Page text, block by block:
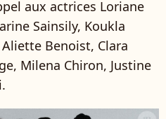
aux actrices Loriane
Sainsily, Koukla
Benoist, Clara
Milena Chiron, Justine